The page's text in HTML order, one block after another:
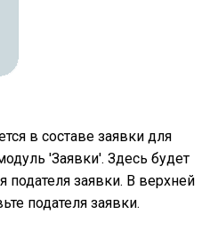
в составе заявки для
'Заявки'. Здесь будет
подателя заявки. В верхней
подателя заявки.